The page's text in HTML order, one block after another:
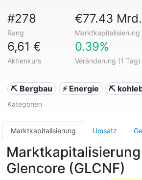
#278
Rang
€77.43 Mrd.
Marktkapitalisierung
6,61 €
Aktienkurs
0.39%
Veränderung (1 Tag)
⛏️ Bergbau ⚡ Energie ⛏️
Kategorien
Marktkapitalisierung Umsatz
Glencore (GLCNF)